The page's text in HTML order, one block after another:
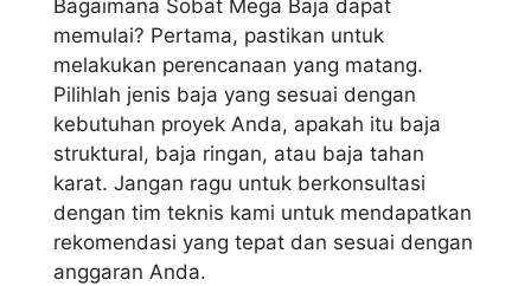
Bagaimana Sobat Mega Baja dapat
memulai? Pertama, pastikan untuk
melakukan perencanaan yang matang.
Pilihlah jenis baja yang sesuai dengan
kebutuhan proyek Anda, apakah itu baja
struktural, baja ringan, atau baja tahan
karat. Jangan ragu untuk berkonsultasi
dengan tim teknis kami untuk mendapatkan
rekomendasi yang tepat dan sesuai dengan
anggaran Anda.